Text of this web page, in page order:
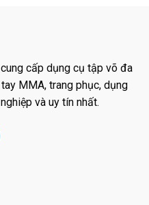
cấp dụng cụ tập võ đa
MMA, trang phục, dụng
và uy tín nhất.